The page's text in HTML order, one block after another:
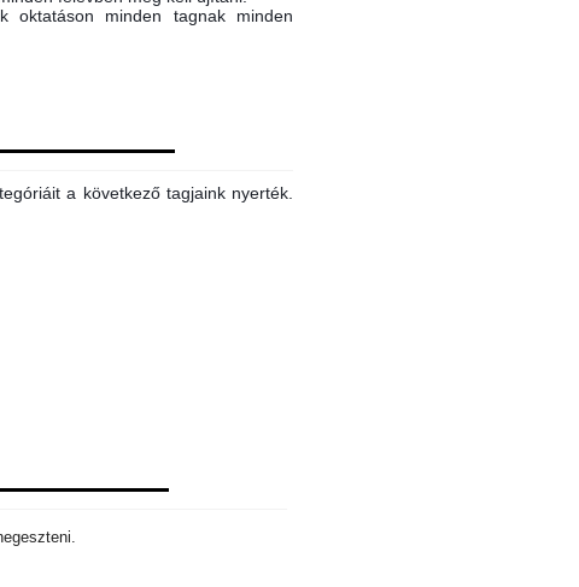
oktatáson minden tagnak minden
a következő tagjaink nyerték.